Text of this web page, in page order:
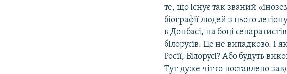
те, що існує так званий
біографії людей з цього
в Донбасі, на боці
білорусів. Це не випадково. І
Росії, Білорусі? Або будуть
Тут дуже чітко поставлено